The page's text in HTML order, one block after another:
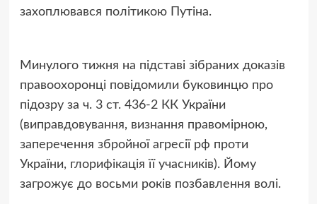
захоплювався політикою Путіна.
Минулого тижня на підставі зібраних доказів
правоохоронці повідомили буковинцю про
підозру за ч. 3 ст. 436-2 КК України
(виправдовування, визнання правомірною,
заперечення збройної агресії рф проти
України, глорифікація її учасників). Йому
загрожує до восьми років позбавлення волі.